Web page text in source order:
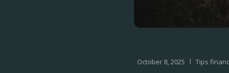
October 8, 2025 Tips